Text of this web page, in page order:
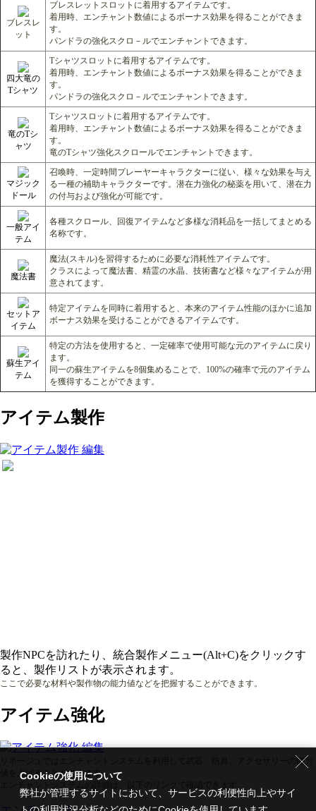
ブレスレ
ット
ブレスレットスロットに着用するアイテムです。
着用時、エンチャント数値によるボーナス効果を得ることができま
す。
パンドラの強化スクロ－ルでエンチャントできます。
四大竜の
Tシャツ
Tシャツスロットに着用するアイテムです。
着用時、エンチャント数値によるボーナス効果を得ることができま
す。
パンドラの強化スクロ－ルでエンチャントできます。
竜のTシ
ャツ
Tシャツスロットに着用するアイテムです。
着用時、エンチャント数値によるボーナス効果を得ることができま
す。
竜のTシャツ強化スクロールでエンチャントできます。
マジック
ドール
召喚時、一定時間プレーヤーキャラクターに従い、様々な効果を与え
る一種の補助キャラクターです。 潜在力強化の秘薬を用いて、潜在力
の付与および強化が可能です。
一般アイ
テム
各種スクロール、回復アイテムなど多様な消耗品を一括してまとめる
名称です。
魔法書
魔法(スキル)を習得するために必要な消耗性アイテムです。
クラスによって魔法書、精霊の水晶、技術書など様々なアイテムが用
意されてます。
セットア
イテム
特定アイテムを同時に着用すると、本来のアイテム性能のほかに追加
ボーナス効果を受けることができるアイテムです。
蘇生アイ
テム
特定の方法を使用すると、一定確率で使用可能な元のアイテムに戻り
ます。
同一の蘇生アイテムを8個集めることで、100%の確率で元のアイテム
を獲得することができます。
アイテム製作
製作NPCを訪れたり、統合製作メニュー(Alt+C)をクリックす
ると、製作リストが表示されます。
ここで必要な材料や製作物の能力値などを把握することができます。
アイテム強化
リネージュではエンチャントシステムを利用して武器、防具、アクセサリーの能力
値を上げることができます。
Cookieの使用について
弊社が管理するサイトにおいて、サービスの利便性向上やサイ